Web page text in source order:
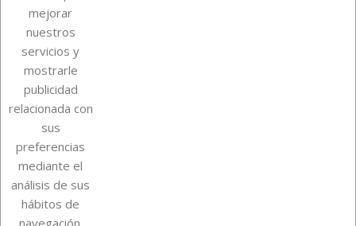
Su cuenta
mejorar
nuestros
servicios y
mostrarle
publicidad
relacionada con
sus
preferencias
mediante el
análisis de sus
hábitos de
navegación.